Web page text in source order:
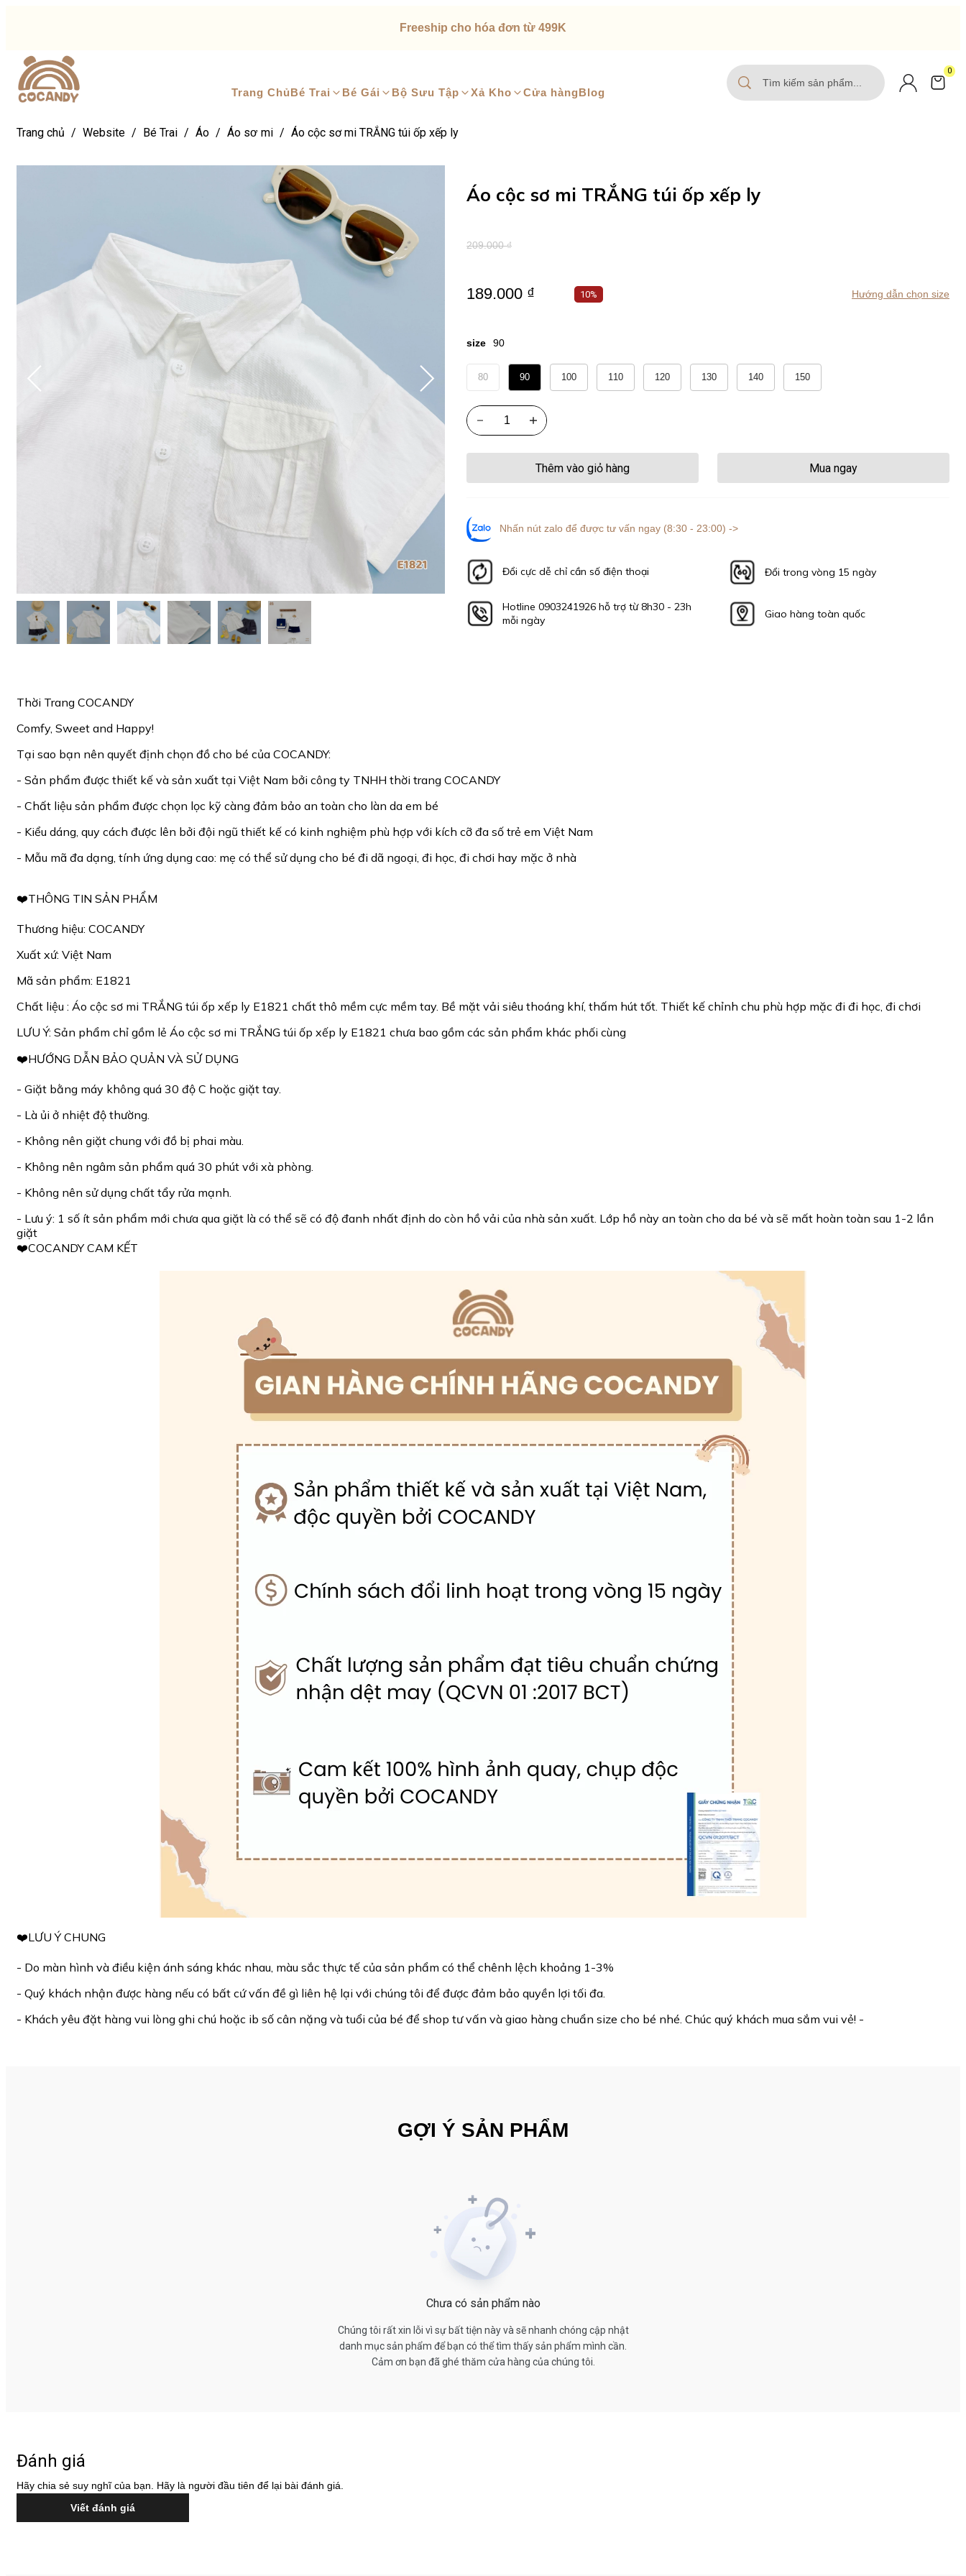
Freeship cho hóa đơn từ 499K
0
Trang ChủBé Trai Bé Gái Bộ Sưu Tập Xả Kho Cửa hàngBlog
Trang chủ / Website / Bé Trai / Áo / Áo sơ mi / Áo cộc sơ mi TRẮNG túi ốp xếp ly
Áo cộc sơ mi TRẮNG túi ốp xếp ly
209.000 ₫
189.000 ₫ 10% Hướng dẫn chọn size
size 90
80 90 100 110 120 130 140 150
Đổi cực dễ chỉ cần số điện thoại
Hotline 0903241926 hỗ trợ từ 8h30 - 23h
mỗi ngày
Đổi trong vòng 15 ngày
Giao hàng toàn quốc
Nhấn nút zalo để được tư vấn ngay (8:30 - 23:00) ->
Mua ngay
Thêm vào giỏ hàng
Thời Trang COCANDY
Comfy, Sweet and Happy!
Tại sao bạn nên quyết định chọn đồ cho bé của COCANDY:
- Sản phẩm được thiết kế và sản xuất tại Việt Nam bởi công ty TNHH thời trang COCANDY
- Chất liệu sản phẩm được chọn lọc kỹ càng đảm bảo an toàn cho làn da em bé
- Kiểu dáng, quy cách được lên bởi đội ngũ thiết kế có kinh nghiệm phù hợp với kích cỡ đa số trẻ em Việt Nam
- Mẫu mã đa dạng, tính ứng dụng cao: mẹ có thể sử dụng cho bé đi dã ngoại, đi học, đi chơi hay mặc ở nhà
❤️THÔNG TIN SẢN PHẨM
Thương hiệu: COCANDY
Xuất xứ: Việt Nam
Mã sản phẩm: E1821
Chất liệu : Áo cộc sơ mi TRẮNG túi ốp xếp ly E1821 chất thô mềm cực mềm tay. Bề mặt vải siêu thoáng khí, thấm hút tốt. Thiết kế chỉnh chu phù hợp mặc đi đi học, đi chơi
LƯU Ý: Sản phẩm chỉ gồm lẻ Áo cộc sơ mi TRẮNG túi ốp xếp ly E1821 chưa bao gồm các sản phẩm khác phối cùng
❤️HƯỚNG DẪN BẢO QUẢN VÀ SỬ DỤNG
- Giặt bằng máy không quá 30 độ C hoặc giặt tay.
- Là ủi ở nhiệt độ thường.
- Không nên giặt chung với đồ bị phai màu.
- Không nên ngâm sản phẩm quá 30 phút với xà phòng.
- Không nên sử dụng chất tẩy rửa mạnh.
- Lưu ý: 1 số ít sản phẩm mới chưa qua giặt là có thể sẽ có độ đanh nhất định do còn hồ vải của nhà sản xuất. Lớp hồ này an toàn cho da bé và sẽ mất hoàn toàn sau 1-2 lần
giặt
❤️COCANDY CAM KẾT
❤️LƯU Ý CHUNG
- Do màn hình và điều kiện ánh sáng khác nhau, màu sắc thực tế của sản phẩm có thể chênh lệch khoảng 1-3%
- Quý khách nhận được hàng nếu có bất cứ vấn đề gì liên hệ lại với chúng tôi để được đảm bảo quyền lợi tối đa.
- Khách yêu đặt hàng vui lòng ghi chú hoặc ib số cân nặng và tuổi của bé để shop tư vấn và giao hàng chuẩn size cho bé nhé. Chúc quý khách mua sắm vui vẻ! -
GỢI Ý SẢN PHẨM
Chưa có sản phẩm nào
Chúng tôi rất xin lỗi vì sự bất tiện này và sẽ nhanh chóng cập nhật
danh mục sản phẩm để bạn có thể tìm thấy sản phẩm mình cần.
Cảm ơn bạn đã ghé thăm cửa hàng của chúng tôi.
Đánh giá
Hãy chia sẻ suy nghĩ của bạn. Hãy là người đầu tiên để lại bài đánh giá.
Viết đánh giá